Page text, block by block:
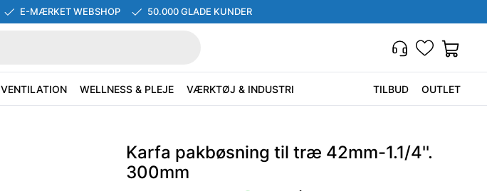
E-MÆRKET WEBSHOP 50.000 GLADE KUNDER
VENTILATION WELLNESS & PLEJE VÆRKTØJ & INDUSTRI TILBUD OUTLET
Karfa pakbøsning til træ 42mm-1.1/4''.
300mm